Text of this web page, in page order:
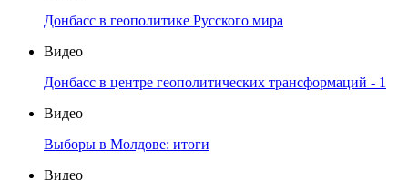
Донбасс в геополитике Русского мира
Видео
Донбасс в центре геополитических трансформаций - 1
Видео
Выборы в Молдове: итоги
Видео